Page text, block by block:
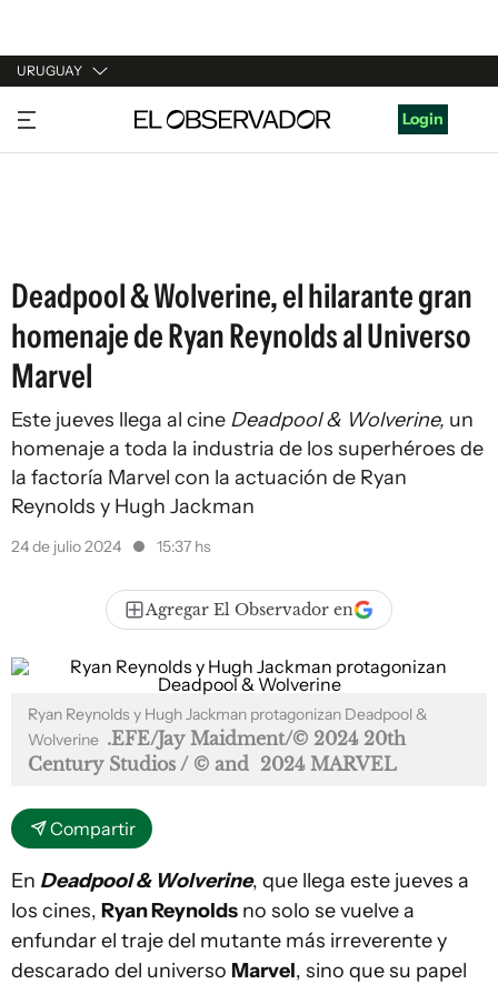
URUGUAY
URUGUAY
ARGENTINA
Login
Deadpool & Wolverine, el hilarante gran
homenaje de Ryan Reynolds al Universo
Marvel
Este jueves llega al cine Deadpool & Wolverine, un
homenaje a toda la industria de los superhéroes de
la factoría Marvel con la actuación de Ryan
Reynolds y Hugh Jackman
24 de julio 2024 15:37 hs
Agregar El Observador en
Ryan Reynolds y Hugh Jackman protagonizan Deadpool &
Wolverine .EFE/Jay Maidment/© 2024 20th
Century Studios / © and  2024 MARVEL
Compartir
En Deadpool & Wolverine, que llega este jueves a
los cines, Ryan Reynolds no solo se vuelve a
enfundar el traje del mutante más irreverente y
descarado del universo Marvel, sino que su papel